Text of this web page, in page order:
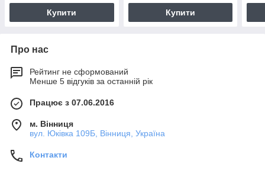
Купити Купити
Про нас
Рейтинг не сформований
Менше 5 відгуків за останній рік
Працює з 07.06.2016
м. Вінниця
вул. Юківка 109Б, Вінниця, Україна
Контакти